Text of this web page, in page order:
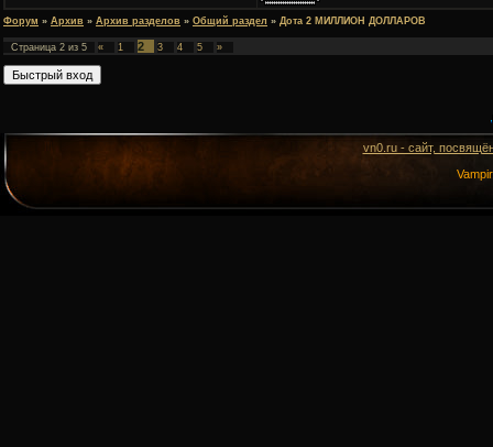
Форум » Архив » Архив разделов » Общий раздел » Дота 2 МИЛЛИОН ДОЛЛАРОВ
Страница 2 из 5 « 1 2 3 4 5 »
vn0.ru - сайт,